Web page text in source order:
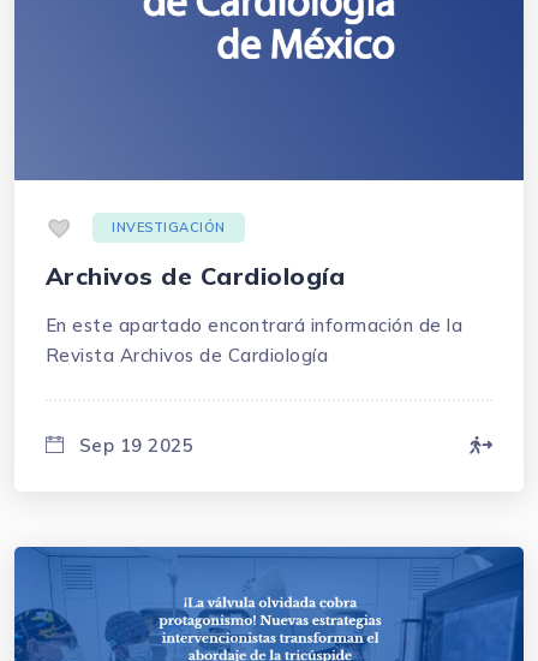
INVESTIGACIÓN
Archivos de Cardiología
En este apartado encontrará información de la
Revista Archivos de Cardiología
Sep 19 2025